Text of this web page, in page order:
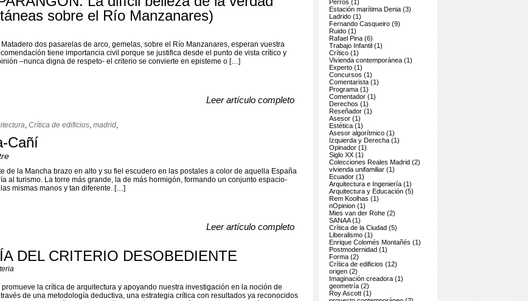
sobre el Río Manzanares)
dos pasarelas de arco, gemelas, sobre el Río Manzanares, esperan vuestra
tiene importancia civil porque se justifica desde el punto de vista crítico y
–nunca digna de respeto- el criterio se convierte en episteme o […]
Leer artículo completo
, Crítica de edificios, madrid,
Cañí
de la Mancha brazo en alto y su fiel escudero en las postales a color de aquella España
al turismo. La torre más grande, la de más hormigón, formando un conjunto espacio-
mismas manos y tan diferente. […]
Leer artículo completo
DEL CRITERIO DESOBEDIENTE
la crítica de arquitectura y apoyando nuestra investigación en la noción de
de una metodología deductiva, una estrategia crítica con resultados ya reconocidos
Perros (1)
Estación marítima Denia (3)
Ladrido (1)
Fernando Casqueiro (9)
Ruido (1)
Rafael Pina (6)
Trabajo Infantil (1)
Crítico (1)
Vivienda contemporánea (1)
Experto (1)
Concursos (1)
Comentarista (1)
Programa (1)
Comentador (1)
Derechos (1)
Reseñador (1)
Asesor (1)
Estética (1)
Asesor algorítmico (1)
Izquierda y Derecha (1)
Opinador (1)
Siglo XX (1)
Colecciones Reales Madrid (2)
vivienda unifamiliar (1)
Ecuador (1)
Arquitectura e Ingeniería (1)
Arquitectura y Educación (5)
Rem Koolhas (1)
nOpinion (1)
Mies van der Rohe (2)
SANAA (1)
Crítica de la Ciudad (5)
Liberalismo (1)
Enrique Colomés Montañés (1)
Postmodernidad (1)
Forma (2)
Crítica de edificios (12)
origen (2)
Imaginación creadora (1)
geometría (2)
Roy Ascott (1)